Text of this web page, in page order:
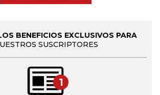
BENEFICIOS EXCLUSIVOS PARA
SUSCRIPTORES
1